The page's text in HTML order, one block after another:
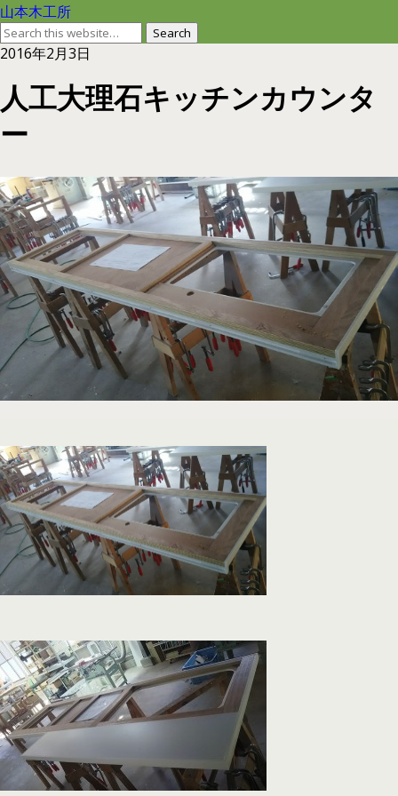
山本木工所
2016年2月3日
人工大理石キッチンカウンタ
ー